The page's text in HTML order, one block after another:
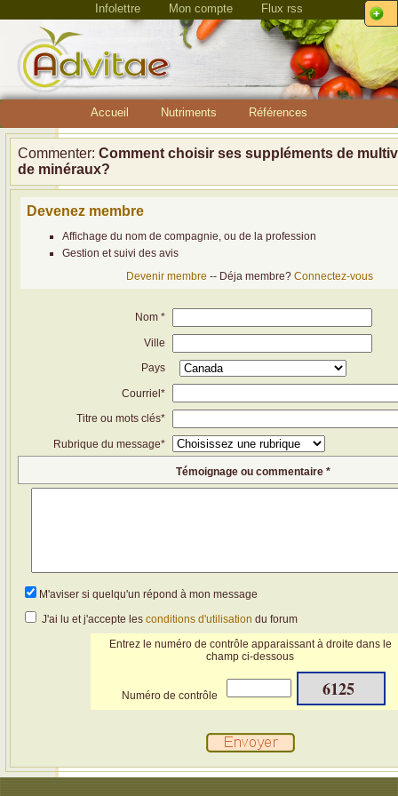
Infolettre Mon compte Flux rss
Accueil Nutriments Références
Commenter: Comment choisir ses suppléments de
de minéraux?
Devenez membre
Affichage du nom de compagnie, ou de la profession
Gestion et suivi des avis
Devenir membre -- Déja membre?Connectez-vous
Nom *
Ville
Pays
Courriel*
Titre ou mots clés*
Rubrique du message*
Témoignage ou commentaire *
M'aviser si quelqu'un répond à mon message
J'ai lu et j'accepte les conditions d'utilisation du forum
Entrez le numéro de contrôle apparaissant à droite dans le
champ ci-dessous
Numéro de contrôle 6125